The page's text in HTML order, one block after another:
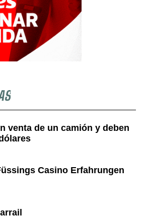
venta de un camión y deben
Casino Erfahrungen